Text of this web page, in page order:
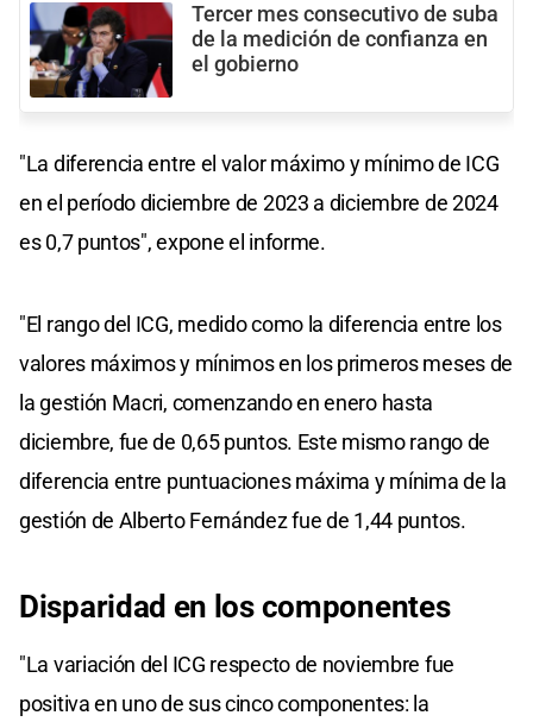
Tercer mes consecutivo de suba
de la medición de confianza en
el gobierno
"La diferencia entre el valor máximo y mínimo de ICG
en el período diciembre de 2023 a diciembre de 2024
es 0,7 puntos", expone el informe.
"El rango del ICG, medido como la diferencia entre los
valores máximos y mínimos en los primeros meses de
la gestión Macri, comenzando en enero hasta
diciembre, fue de 0,65 puntos. Este mismo rango de
diferencia entre puntuaciones máxima y mínima de la
gestión de Alberto Fernández fue de 1,44 puntos.
Disparidad en los componentes
"La variación del ICG respecto de noviembre fue
positiva en uno de sus cinco componentes: la